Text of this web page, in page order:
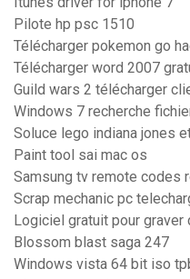
Pilote hp psc 1510
Télécharger pokemon go
Télécharger word 2007
Guild wars 2 télécharger
Windows 7 recherche
Soluce lego indiana jones
Paint tool sai mac os
Samsung tv remote codes
Scrap mechanic pc
Logiciel gratuit pour
Blossom blast saga 247
Windows vista 64 bit iso